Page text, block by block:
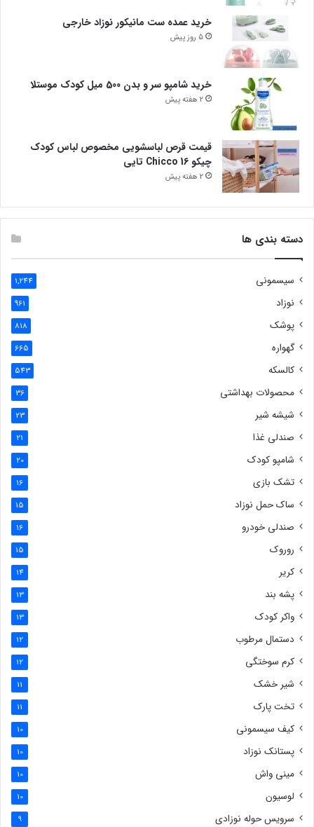
خرید عمده ست مانیکور نوزاد خارجی
5 روز پیش
خرید شامپو سر و بدن 500 میل کودک موستلا
2 هفته پیش
قیمت قرص لباسشویی مخصوص لباس کودک
چیکو Chicco 16 تایی
2 هفته پیش
دسته بندی ها
سیسمونی 1,244
نوزاد 961
پوشک 818
گهواره 665
کالسکه 543
محصولات بهداشتی 36
شیشه شیر 23
صندلی غذا 21
شامپو کودک 20
تشک بازی 16
ساک حمل نوزاد 15
صندلی خودرو 16
روروک 15
کریر 14
پشه بند 13
واکر کودک 13
دستمال مرطوب 12
کرم سوختگی 12
شیر خشک 11
تخت پارک 11
کیف سیسمونی 10
پستانک نوزاد 10
مینی واش 10
لوسیون 10
سرویس حوله نوزادی 9